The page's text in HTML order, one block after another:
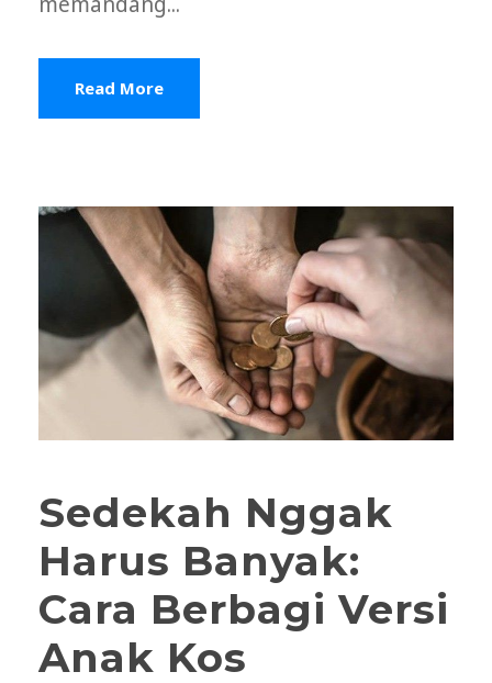
Read More
Sedekah Nggak
Harus Banyak:
Cara Berbagi Versi
Anak Kos